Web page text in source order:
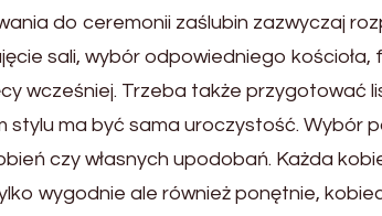
do ceremonii zaślubin zazwyczaj
sali, wybór odpowiedniego
wcześniej. Trzeba także przygotować
stylu ma być sama uroczystość. Wybór
czy własnych upodobań. Każda
wygodnie ale również ponętnie,